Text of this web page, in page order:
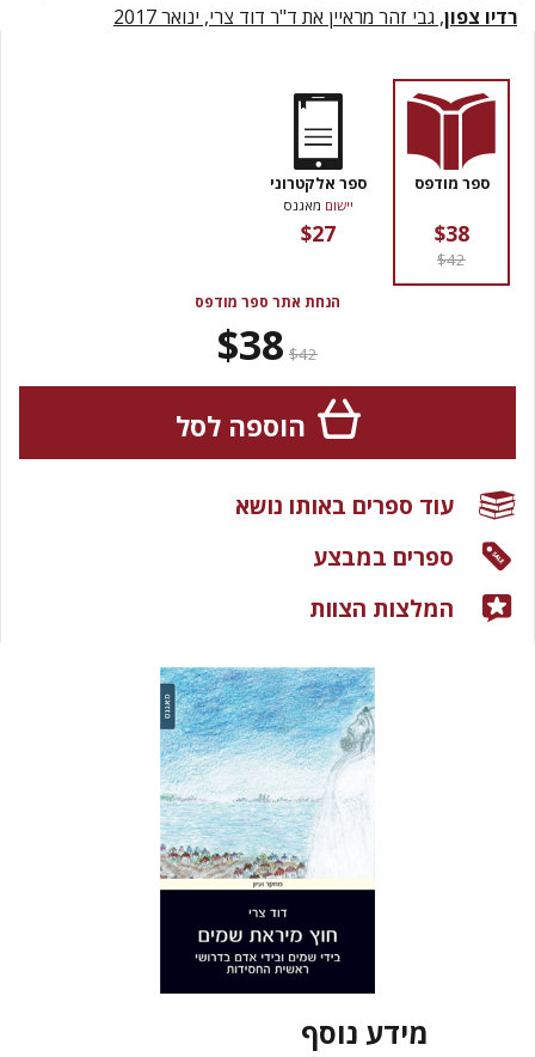
מידע נוסף
רדיו צפון, גבי זהר מראיין את ד"ר דוד צרי, ינואר 2017
ספר מודפס
$38
$42
ספר אלקטרוני
יישום מאגנס
$27
הנחת אתר ספר מודפס
$42
$38
הוספה לסל
עוד ספרים באותו נושא
ספרים במבצע
המלצות הצוות